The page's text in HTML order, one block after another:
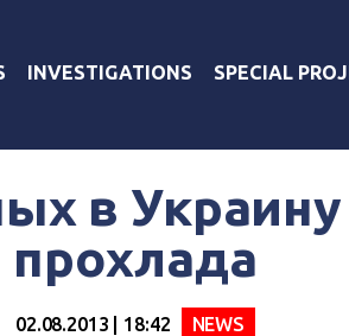
INVESTIGATIONS SPECIAL
в
прохлада
02.08.2013 | 18:42 NEWS